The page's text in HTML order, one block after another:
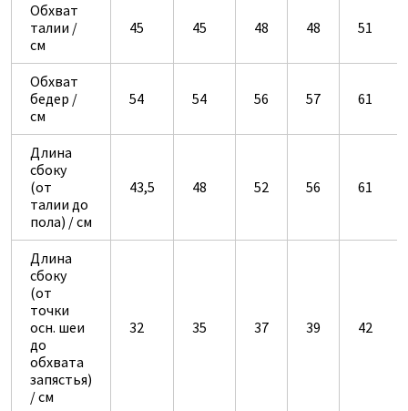
Обхват
талии /
см
45 45 48 48 51
Обхват
бедер /
см
54 54 56 57 61
Длина
сбоку
(от
талии до
пола) / см
43,5 48 52 56 61
Длина
сбоку
(от
точки
осн. шеи
до
обхвата
запястья)
/ см
32 35 37 39 42